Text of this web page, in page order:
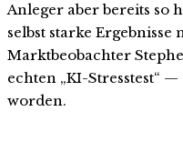
Anleger aber bereits so
selbst starke
Marktbeobachter
echten „KI-Stresstest“
worden.